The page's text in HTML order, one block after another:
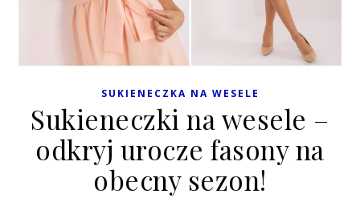
SUKIENECZKA NA WESELE
Sukieneczki na wesele –
odkryj urocze fasony na
obecny sezon!